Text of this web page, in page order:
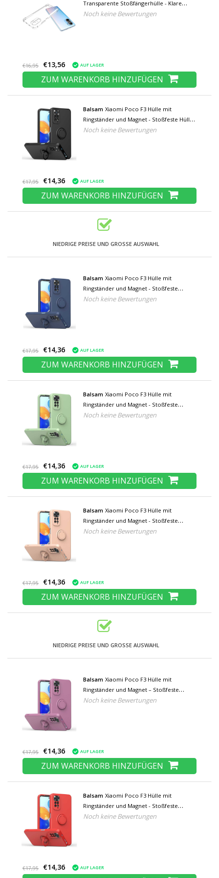
Transparente Stoßfängerhülle - Klare
Hülle aus Silikon TPU Anti-Shock
Noch keine Bewertungen
€16,95 €13,56 AUF LAGER
ZUM WARENKORB HINZUFÜGEN
Balsam Xiaomi Poco F3 Hülle mit
Ringständer und Magnet - Stoßfeste Hülle
Schwarz
Noch keine Bewertungen
€17,95 €14,36 AUF LAGER
ZUM WARENKORB HINZUFÜGEN
NIEDRIGE PREISE UND GROSSE AUSWAHL
Balsam Xiaomi Poco F3 Hülle mit
Ringständer und Magnet - Stoßfeste
Schutzhülle Blau
Noch keine Bewertungen
€17,95 €14,36 AUF LAGER
ZUM WARENKORB HINZUFÜGEN
Balsam Xiaomi Poco F3 Hülle mit
Ringständer und Magnet - Stoßfeste
Schutzhülle Grün
Noch keine Bewertungen
€17,95 €14,36 AUF LAGER
ZUM WARENKORB HINZUFÜGEN
Balsam Xiaomi Poco F3 Hülle mit
Ringständer und Magnet - Stoßfeste
Schutzhülle Pink
Noch keine Bewertungen
€17,95 €14,36 AUF LAGER
ZUM WARENKORB HINZUFÜGEN
NIEDRIGE PREISE UND GROSSE AUSWAHL
Balsam Xiaomi Poco F3 Hülle mit
Ringständer und Magnet – Stoßfeste
Schutzhülle Lila
Noch keine Bewertungen
€17,95 €14,36 AUF LAGER
ZUM WARENKORB HINZUFÜGEN
Balsam Xiaomi Poco F3 Hülle mit
Ringständer und Magnet - Stoßfeste
Schutzhülle Rot
Noch keine Bewertungen
€17,95 €14,36 AUF LAGER